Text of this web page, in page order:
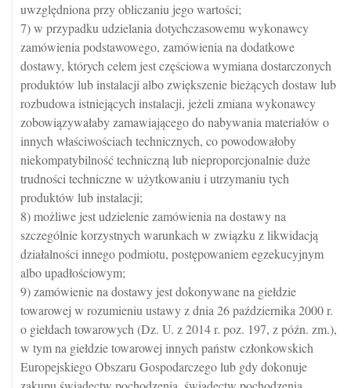
uwzględniona przy obliczaniu jego wartości;
7) w przypadku udzielania dotychczasowemu wykonawcy
zamówienia podstawowego, zamówienia na dodatkowe
dostawy, których celem jest częściowa wymiana dostarczonych
produktów lub instalacji albo zwiększenie bieżących dostaw lub
rozbudowa istniejących instalacji, jeżeli zmiana wykonawcy
zobowiązywałaby zamawiającego do nabywania materiałów o
innych właściwościach technicznych, co powodowałoby
niekompatybilność techniczną lub nieproporcjonalnie duże
trudności techniczne w użytkowaniu i utrzymaniu tych
produktów lub instalacji;
8) możliwe jest udzielenie zamówienia na dostawy na
szczególnie korzystnych warunkach w związku z likwidacją
działalności innego podmiotu, postępowaniem egzekucyjnym
albo upadłościowym;
9) zamówienie na dostawy jest dokonywane na giełdzie
towarowej w rozumieniu ustawy z dnia 26 października 2000 r.
o giełdach towarowych (Dz. U. z 2014 r. poz. 197, z późn. zm.),
w tym na giełdzie towarowej innych państw członkowskich
Europejskiego Obszaru Gospodarczego lub gdy dokonuje